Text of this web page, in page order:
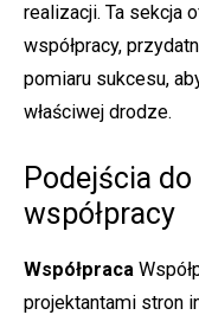
realizacji. Ta sekcja
współpracy,
pomiaru sukcesu,
właściwej drodze.
Podejścia
współpracy
Współpraca
projektantami stron